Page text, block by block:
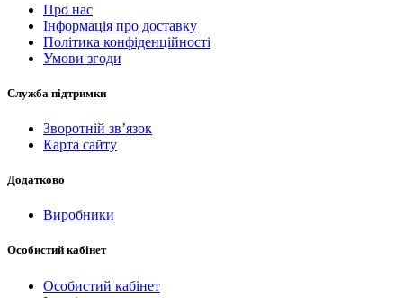
Про нас
Інформація про доставку
Політика конфіденційності
Умови згоди
Служба підтримки
Зворотній зв’язок
Карта сайту
Додатково
Виробники
Особистий кабінет
Особистий кабінет